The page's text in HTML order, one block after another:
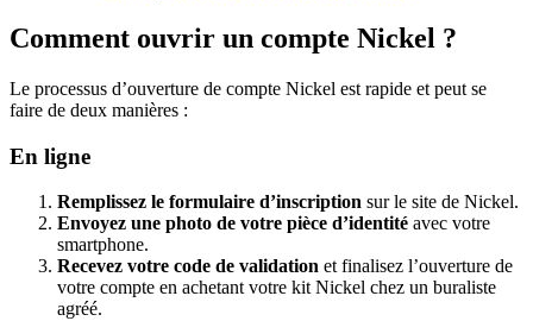
Comment ouvrir un compte Nickel ?
Le processus d’ouverture de compte Nickel est rapide et peut se
faire de deux manières :
En ligne
Remplissez le formulaire d’inscription sur le site de Nickel.
Envoyez une photo de votre pièce d’identité avec votre
smartphone.
Recevez votre code de validation et finalisez l’ouverture de
votre compte en achetant votre kit Nickel chez un buraliste
agréé.